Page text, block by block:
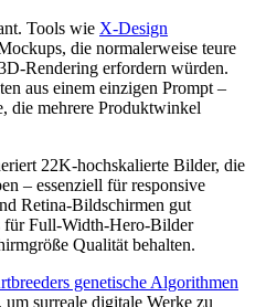
Tools wie X-Design
die normalerweise teure
Rendering erfordern würden.
aus einem einzigen Prompt –
die mehrere Produktwinkel
22K-hochskalierte Bilder, die
– essenziell für responsive
Retina-Bildschirmen gut
für Full-Width-Hero-Bilder
Qualität behalten.
genetische Algorithmen
surreale digitale Werke zu